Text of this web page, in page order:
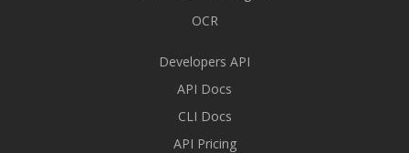
OCR
Developers API
API Docs
CLI Docs
API Pricing